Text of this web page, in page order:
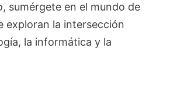
sumérgete en el mundo de
exploran la intersección
la informática y la